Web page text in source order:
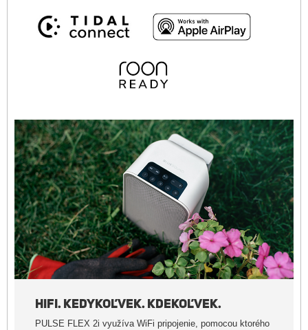
HIFI. KEDYKOĽVEK. KDEKOĽVEK.
PULSE FLEX 2i využíva WiFi pripojenie, pomocou ktorého